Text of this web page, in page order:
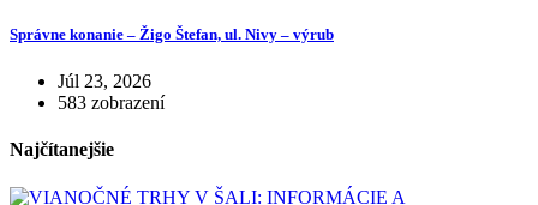
Správne konanie – Žigo Štefan, ul. Nivy – výrub
Júl 23, 2026
583 zobrazení
Najčítanejšie